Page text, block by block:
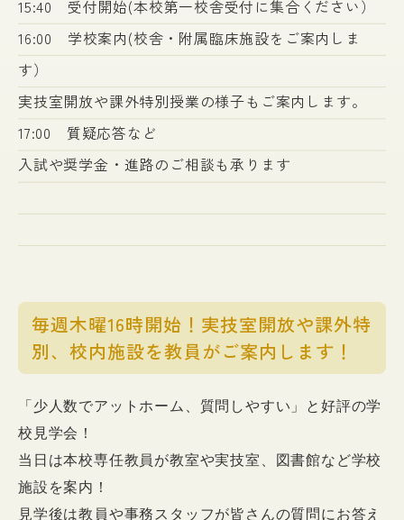
15:40 受付開始(本校第一校舎受付に集合ください）
16:00 学校案内(校舎・附属臨床施設をご案内しま
す）
実技室開放や課外特別授業の様子もご案内します。
17:00 質疑応答など
入試や奨学金・進路のご相談も承ります
毎週木曜16時開始！実技室開放や課外特
別、校内施設を教員がご案内します！
「少人数でアットホーム、質問しやすい」と好評の学
校見学会！
当日は本校専任教員が教室や実技室、図書館など学校
施設を案内！
見学後は教員や事務スタッフが皆さんの質問にお答え